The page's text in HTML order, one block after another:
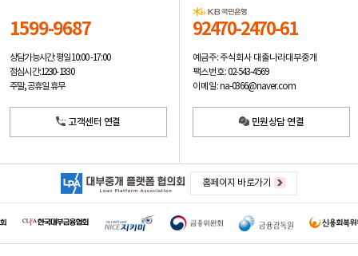
1599-9687
상담가능시간: 평일10:00 -17:00
점심시간: 12:30 - 13:30
주말, 공휴일 휴무
고객센터 연결
92470-2470-61
예금주: 주식회사 대출나라대부중개
팩스번호: 02-543-4569
이메일: na-0366@naver.com
민원상담 연결
홈페이지 바로가기